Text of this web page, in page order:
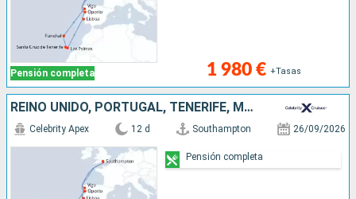
Pensión completa 1 980 € +Tasas
REINO UNIDO, PORTUGAL, TENERIFE, MALLORCA, ESPAÑA
Celebrity Apex 12 d Southampton 26/09/2026
Pensión completa